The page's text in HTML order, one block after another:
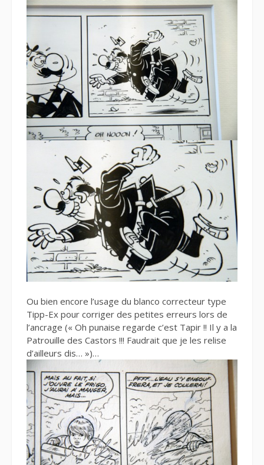
Ou bien encore l’usage du blanco correcteur type
Tipp-Ex pour corriger des petites erreurs lors de
l’ancrage (« Oh punaise regarde c’est Tapir !! Il y a la
Patrouille des Castors !!! Faudrait que je les relise
d’ailleurs dis… »)…